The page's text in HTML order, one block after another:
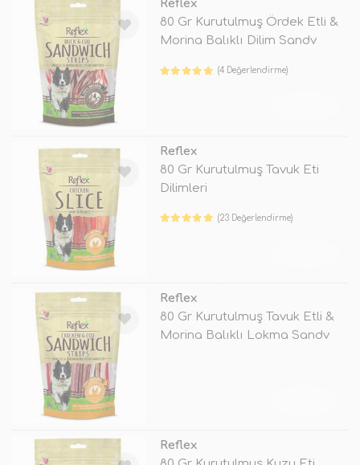
Reflex
80 Gr Kurutulmuş Ördek Etli &
Morina Balıklı Dilim Sandv
(4 Değerlendirme)
Reflex
80 Gr Kurutulmuş Tavuk Eti
Dilimleri
(23 Değerlendirme)
Reflex
80 Gr Kurutulmuş Tavuk Etli &
Morina Balıklı Lokma Sandv
Reflex